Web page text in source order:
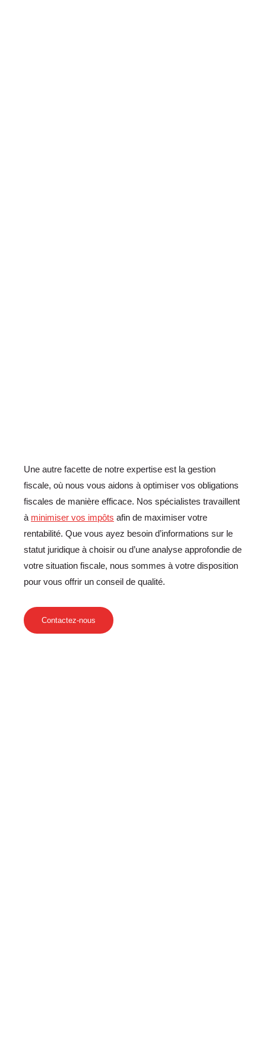
Une autre facette de notre expertise est la gestion
fiscale, où nous vous aidons à optimiser vos obligations
fiscales de manière efficace. Nos spécialistes travaillent
à minimiser vos impôts afin de maximiser votre
rentabilité. Que vous ayez besoin d’informations sur le
statut juridique à choisir ou d’une analyse approfondie de
votre situation fiscale, nous sommes à votre disposition
pour vous offrir un conseil de qualité.
Contactez-nous